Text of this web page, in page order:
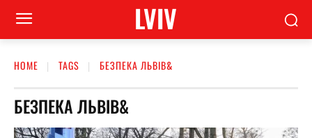
LVIV
HOME TAGS БЕЗПЕКА ЛЬВІВ&
БЕЗПЕКА ЛЬВІВ&